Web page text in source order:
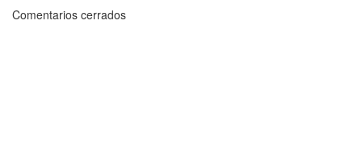
Comentarios cerrados